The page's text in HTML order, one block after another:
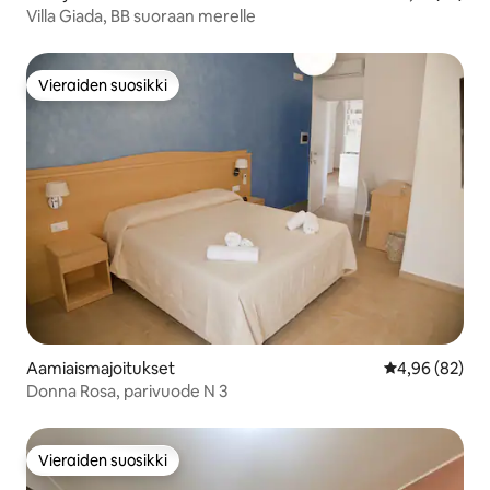
Villa Giada, BB suoraan merelle
Vieraiden suosikki
Vieraiden suosikki
Aamiaismajoitukset
4,96 (82)
Donna Rosa, parivuode N 3
Vieraiden suosikki
Vieraiden suosikki